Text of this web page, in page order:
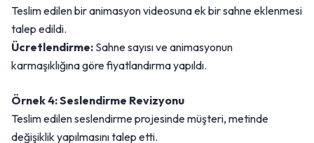
Teslim edilen bir animasyon videosuna ek bir sahne eklenmesi
talep edildi.
Ücretlendirme: Sahne sayısı ve animasyonun
karmaşıklığına göre fiyatlandırma yapıldı.
Örnek 4: Seslendirme Revizyonu
Teslim edilen seslendirme projesinde müşteri, metinde
değişiklik yapılmasını talep etti.